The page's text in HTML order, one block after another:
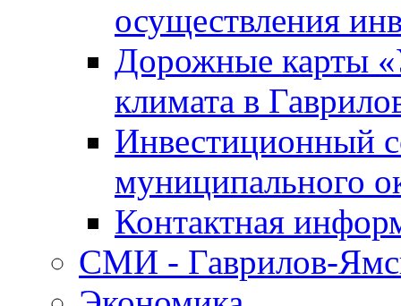
осуществления
Дорожные карты
климата в
Инвестиционный
муниципального
Контактная
СМИ - Гаврилов-